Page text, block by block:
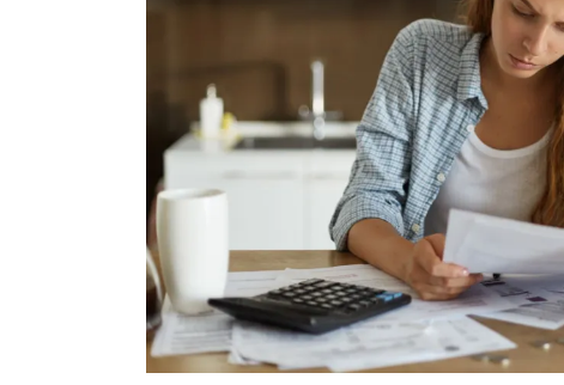
negativado